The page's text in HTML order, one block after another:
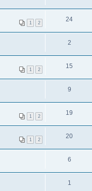
1 2 24
2
1 2 15
9
1 2 19
1 2 20
6
1